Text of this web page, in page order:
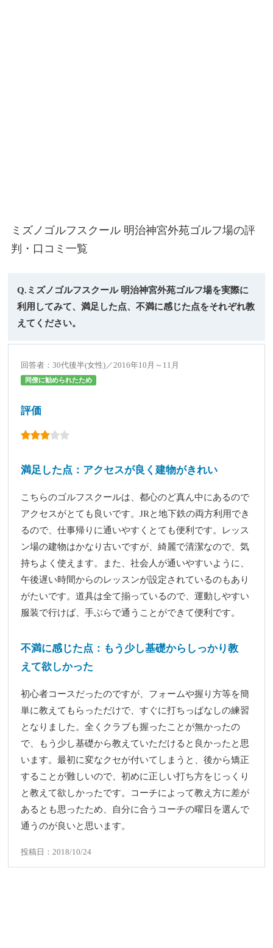
ミズノゴルフスクール 明治神宮外苑ゴルフ場の評
判・口コミ一覧
Q.ミズノゴルフスクール 明治神宮外苑ゴルフ場を実際に
利用してみて、満足した点、不満に感じた点をそれぞれ教
えてください。
回答者：30代後半(女性)／2016年10月～11月
同僚に勧められたため
評価
満足した点：アクセスが良く建物がきれい
こちらのゴルフスクールは、都心のど真ん中にあるので
アクセスがとても良いです。JRと地下鉄の両方利用でき
るので、仕事帰りに通いやすくとても便利です。レッス
ン場の建物はかなり古いですが、綺麗で清潔なので、気
持ちよく使えます。また、社会人が通いやすいように、
午後遅い時間からのレッスンが設定されているのもあり
がたいです。道具は全て揃っているので、運動しやすい
服装で行けば、手ぶらで通うことができて便利です。
不満に感じた点：もう少し基礎からしっかり教
えて欲しかった
初心者コースだったのですが、フォームや握り方等を簡
単に教えてもらっただけで、すぐに打ちっぱなしの練習
となりました。全くクラブも握ったことが無かったの
で、もう少し基礎から教えていただけると良かったと思
います。最初に変なクセが付いてしまうと、後から矯正
することが難しいので、初めに正しい打ち方をじっくり
と教えて欲しかったです。コーチによって教え方に差が
あるとも思ったため、自分に合うコーチの曜日を選んで
通うのが良いと思います。
投稿日：2018/10/24